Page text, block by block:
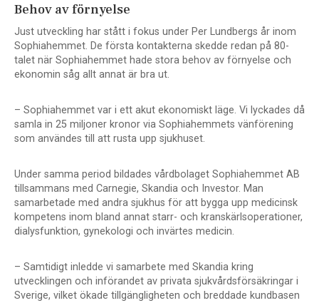
Behov av förnyelse
Just utveckling har stått i fokus under Per Lundbergs år inom
Sophiahemmet. De första kontakterna skedde redan på 80-
talet när Sophiahemmet hade stora behov av förnyelse och
ekonomin såg allt annat är bra ut.
– Sophiahemmet var i ett akut ekonomiskt läge. Vi lyckades då
samla in 25 miljoner kronor via Sophiahemmets vänförening
som användes till att rusta upp sjukhuset.
Under samma period bildades vårdbolaget Sophiahemmet AB
tillsammans med Carnegie, Skandia och Investor. Man
samarbetade med andra sjukhus för att bygga upp medicinsk
kompetens inom bland annat starr- och kranskärlsoperationer,
dialysfunktion, gynekologi och invärtes medicin.
– Samtidigt inledde vi samarbete med Skandia kring
utvecklingen och införandet av privata sjukvårdsförsäkringar i
Sverige, vilket ökade tillgängligheten och breddade kundbasen